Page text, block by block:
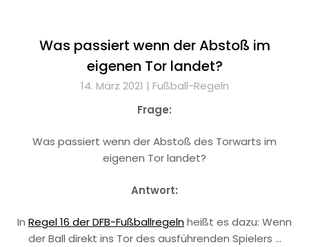
Was passiert wenn der Abstoß im
eigenen Tor landet?
14. März 2021 | Fußball-Regeln
Frage:
Was passiert wenn der Abstoß des Torwarts im
eigenen Tor landet?
Antwort:
In Regel 16 der DFB-Fußballregelnheißt es dazu: Wenn
der Ball direkt ins Tor des ausführenden Spielers …